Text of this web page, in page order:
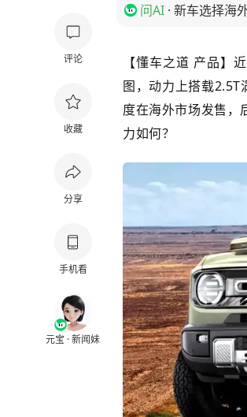
评论
收藏
分享
手机看
元宝 · 新闻妹
问AI · 新车选择海
【懂车之道 产品】
图，动力上搭载2.5T
度在海外市场发售，
力如何？